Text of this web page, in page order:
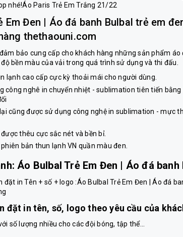
nhé!Áo Paris Trẻ Em Trắng 21/22
Em Đen | Áo đá banh Bulbal trẻ em
thethaouni.com
bảo cung cấp cho khách hàng những sản phẩm
bền màu của vải trong quá trình sử dụng và thi đấu.
lạnh cao cấp cực kỳ thoải mái cho người dùng.
công nghê in chuyển nhiệt - sublimation tiên tiến
cũng được sử dụng công nghệ in sublimation - mực
thêu cực sắc nét và bền bỉ.
bản thun lạnh VN quần màu đen.
Áo Bulbal Trẻ Em Đen | Áo đá
đặt in Tên + số + logo :Áo Bulbal Trẻ Em Đen | Áo đá
đặt in tên, số, logo theo yêu cầu của
số lượng nhiều cho các đội bóng, tập thể...